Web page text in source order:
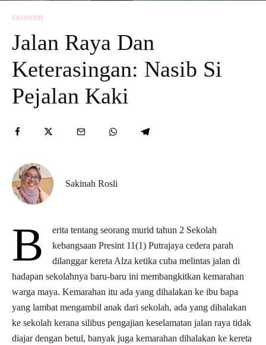
EKONOMI
Jalan Raya Dan
Keterasingan: Nasib Si
Pejalan Kaki
Sakinah Rosli
B
erita tentang seorang murid tahun 2 Sekolah
kebangsaan Presint 11(1) Putrajaya cedera parah
dilanggar kereta Alza ketika cuba melintas jalan di
hadapan sekolahnya baru-baru ini membangkitkan kemarahan
warga maya. Kemarahan itu ada yang dihalakan ke ibu bapa
yang lambat mengambil anak dari sekolah, ada yang dihalakan
ke sekolah kerana silibus pengajian keselamatan jalan raya tidak
diajar dengan betul, banyak juga kemarahan dihalakan ke kereta